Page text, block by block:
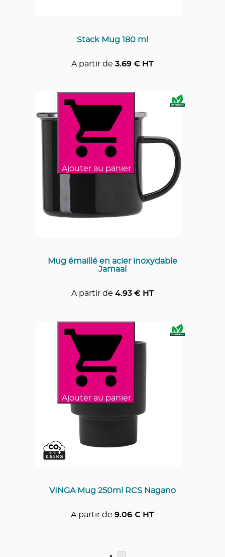
Stack Mug 180 ml
A partir de 3.69 € HT
Ajouter au panier
Mug émaillé en acier inoxydable
Jamaal
A partir de 4.93€ HT
Ajouter au panier
VINGA Mug 250ml RCS Nagano
A partir de 9.06 € HT